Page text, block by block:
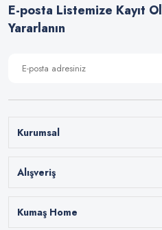
E-posta Listemize Kayıt
Yararlanın
Kurumsal
Alışveriş
Kumaş Home